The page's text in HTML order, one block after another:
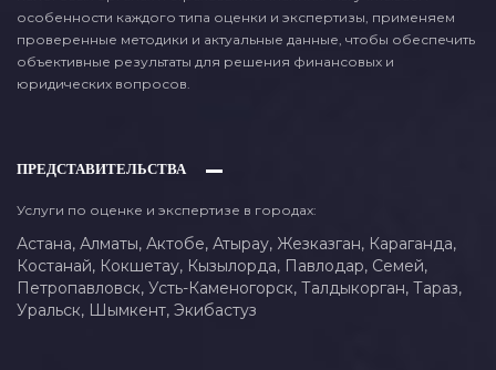
особенности каждого типа оценки и экспертизы, применяем
проверенные методики и актуальные данные, чтобы обеспечить
объективные результаты для решения финансовых и
юридических вопросов.
ПРЕДСТАВИТЕЛЬСТВА
Услуги по оценке и экспертизе в городах:
Астана, Алматы, Актобе, Атырау, Жезказган, Караганда,
Костанай, Кокшетау, Кызылорда, Павлодар, Семей,
Петропавловск, Усть-Каменогорск, Талдыкорган, Тараз,
Уральск, Шымкент, Экибастуз